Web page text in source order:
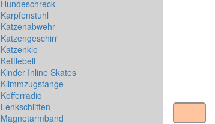
Hundeschreck
Karpfenstuhl
Katzenabwehr
Katzengeschirr
Katzenklo
Kettlebell
Kinder Inline Skates
Klimmzugstange
Kofferradio
Lenkschlitten
Magnetarmband